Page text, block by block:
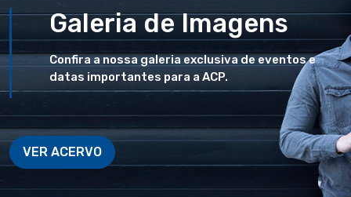
Galeria de Imagens
Confira a nossa galeria exclusiva de eventos e
datas importantes para a ACP.
VER ACERVO